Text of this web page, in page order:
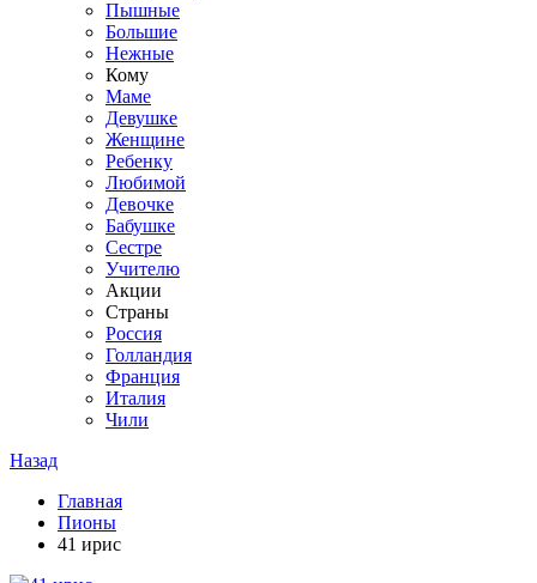
Пышные
Большие
Нежные
Кому
Маме
Девушке
Женщине
Ребенку
Любимой
Девочке
Бабушке
Сестре
Учителю
Акции
Страны
Россия
Голландия
Франция
Италия
Чили
Назад
Главная
Пионы
41 ирис